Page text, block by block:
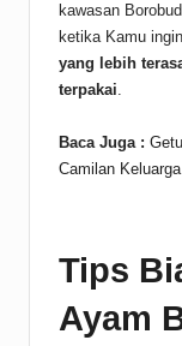
kawasan
ketika Kamu ingin
yang lebih
terpakai.
Baca Juga :
Camilan Keluarga
Tips
Ayam